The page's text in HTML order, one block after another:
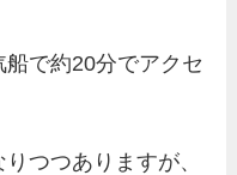
で約20分でアクセ
つつありますが、